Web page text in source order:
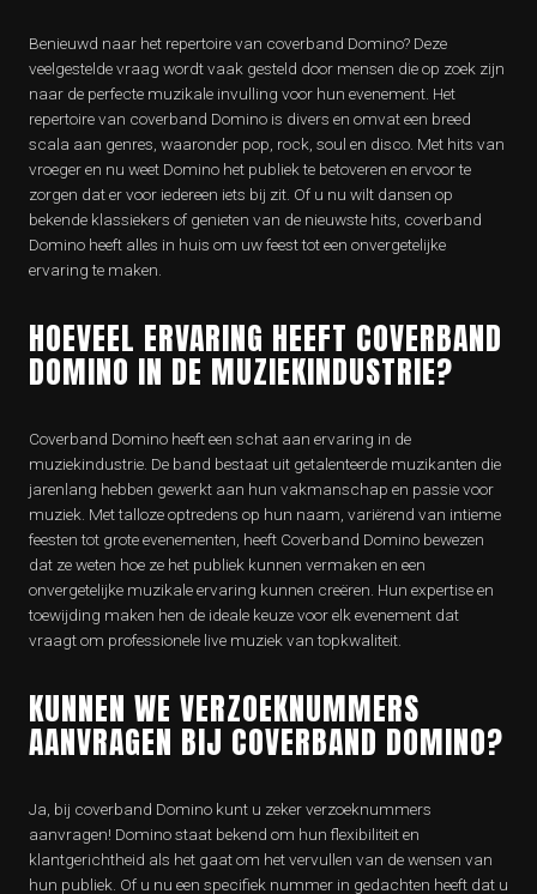
Benieuwd naar het repertoire van coverband Domino? Deze
veelgestelde vraag wordt vaak gesteld door mensen die op zoek zijn
naar de perfecte muzikale invulling voor hun evenement. Het
repertoire van coverband Domino is divers en omvat een breed
scala aan genres, waaronder pop, rock, soul en disco. Met hits van
vroeger en nu weet Domino het publiek te betoveren en ervoor te
zorgen dat er voor iedereen iets bij zit. Of u nu wilt dansen op
bekende klassiekers of genieten van de nieuwste hits, coverband
Domino heeft alles in huis om uw feest tot een onvergetelijke
ervaring te maken.
HOEVEEL ERVARING HEEFT COVERBAND
DOMINO IN DE MUZIEKINDUSTRIE?
Coverband Domino heeft een schat aan ervaring in de
muziekindustrie. De band bestaat uit getalenteerde muzikanten die
jarenlang hebben gewerkt aan hun vakmanschap en passie voor
muziek. Met talloze optredens op hun naam, variërend van intieme
feesten tot grote evenementen, heeft Coverband Domino bewezen
dat ze weten hoe ze het publiek kunnen vermaken en een
onvergetelijke muzikale ervaring kunnen creëren. Hun expertise en
toewijding maken hen de ideale keuze voor elk evenement dat
vraagt om professionele live muziek van topkwaliteit.
KUNNEN WE VERZOEKNUMMERS
AANVRAGEN BIJ COVERBAND DOMINO?
Ja, bij coverband Domino kunt u zeker verzoeknummers
aanvragen! Domino staat bekend om hun flexibiliteit en
klantgerichtheid als het gaat om het vervullen van de wensen van
hun publiek. Of u nu een specifiek nummer in gedachten heeft dat u